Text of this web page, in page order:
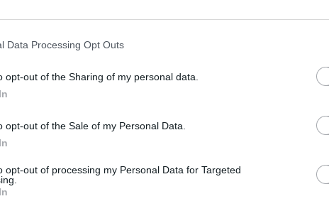
Data Processing Opt Outs
opt-out of the Sharing of my personal data.
opt-out of the Sale of my Personal Data.
opt-out of processing my Personal Data for Targeted